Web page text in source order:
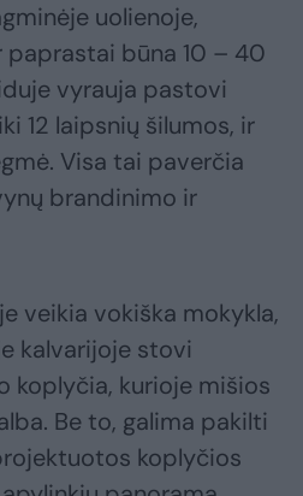
uolienoje,
būna 10 – 40
vyrauja pastovi
12 laipsnių šilumos, ir
Visa tai paverčia
brandinimo ir
veikia vokiška mokykla,
kalvarijoje stovi
koplyčia, kurioje mišios
Be to, galima pakilti
koplyčios